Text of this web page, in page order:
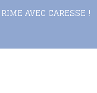
AVEC CARESSE !